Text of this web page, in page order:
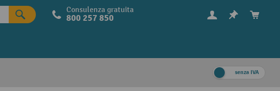
Consulenza gratuita
800 257 850
senza IVA